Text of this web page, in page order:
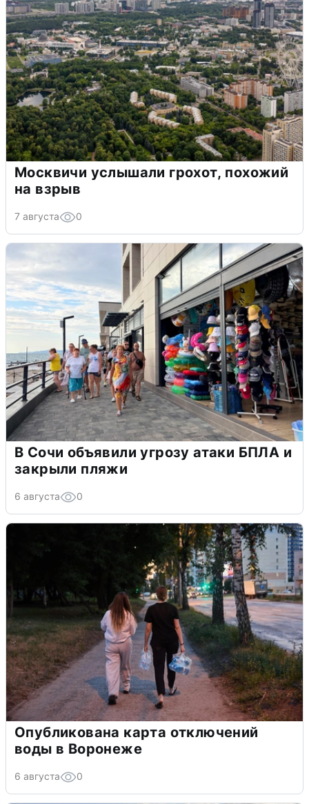
Москвичи услышали грохот, похожий
на взрыв
7 августа 0
В Сочи объявили угрозу атаки БПЛА и
закрыли пляжи
6 августа 0
Опубликована карта отключений
воды в Воронеже
6 августа 0